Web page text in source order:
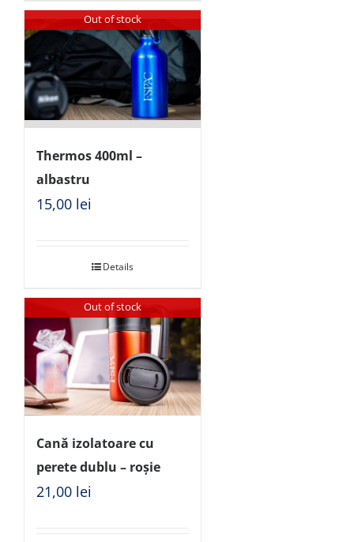
Out of stock
Thermos 400ml –
albastru
15,00 lei
Details
Out of stock
Cană izolatoare cu
perete dublu – roșie
21,00 lei